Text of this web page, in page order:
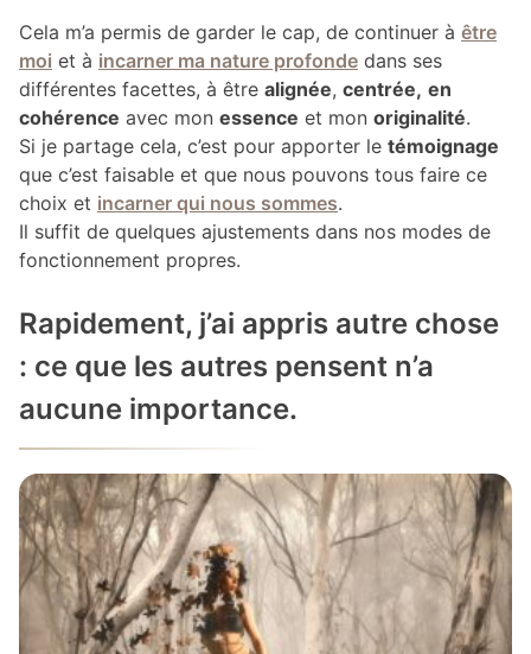
Cela m’a permis de garder le cap, de continuer à être
moi et à incarner ma nature profonde dans ses
différentes facettes, à être alignée, centrée, en
cohérence avec mon essence et mon originalité.
Si je partage cela, c’est pour apporter le témoignage
que c’est faisable et que nous pouvons tous faire ce
choix et incarner qui nous sommes.
Il suffit de quelques ajustements dans nos modes de
fonctionnement propres.
Rapidement, j’ai appris autre chose
: ce que les autres pensent n’a
aucune importance.